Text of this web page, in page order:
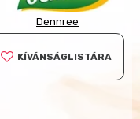
Dennree
KÍVÁNSÁGLISTÁRA